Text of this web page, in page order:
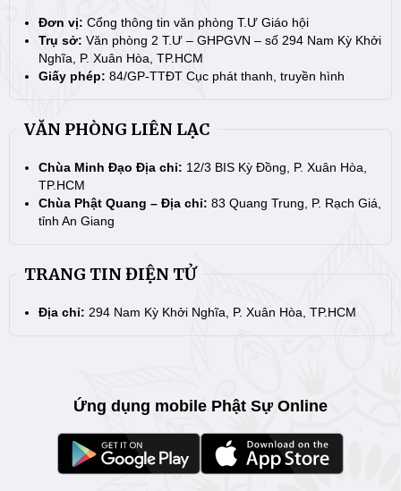
Đơn vị: Cổng thông tin văn phòng T.Ư Giáo hội
Trụ sở: Văn phòng 2 T.Ư – GHPGVN – số 294 Nam Kỳ Khởi
Nghĩa, P. Xuân Hòa, TP.HCM
Giấy phép: 84/GP-TTĐT Cục phát thanh, truyền hình
VĂN PHÒNG LIÊN LẠC
Chùa Minh Đạo Địa chỉ: 12/3 BIS Kỳ Đồng, P. Xuân Hòa,
TP.HCM
Chùa Phật Quang – Địa chỉ: 83 Quang Trung, P. Rạch Giá,
tỉnh An Giang
TRANG TIN ĐIỆN TỬ
Địa chỉ: 294 Nam Kỳ Khởi Nghĩa, P. Xuân Hòa, TP.HCM
Ứng dụng mobile Phật Sự Online